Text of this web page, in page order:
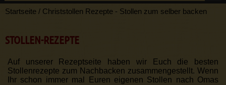
Startseite / Christstollen Rezepte - Stollen zum selber backen
STOLLEN-REZEPTE
Auf unserer Rezeptseite haben wir Euch die besten
Stollenrezepte zum Nachbacken zusammengestellt. Wenn
Ihr schon immer mal Euren eigenen Stollen nach Omas